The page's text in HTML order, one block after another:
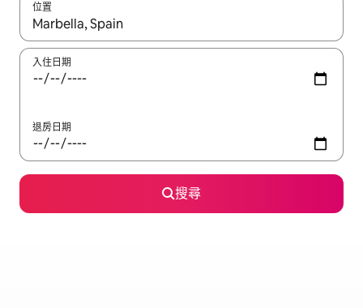
位置
如有搜尋結果，瀏覽內容時請使用上下箭頭，或輕點、滑動裝置。
入住日期
退房日期
搜尋